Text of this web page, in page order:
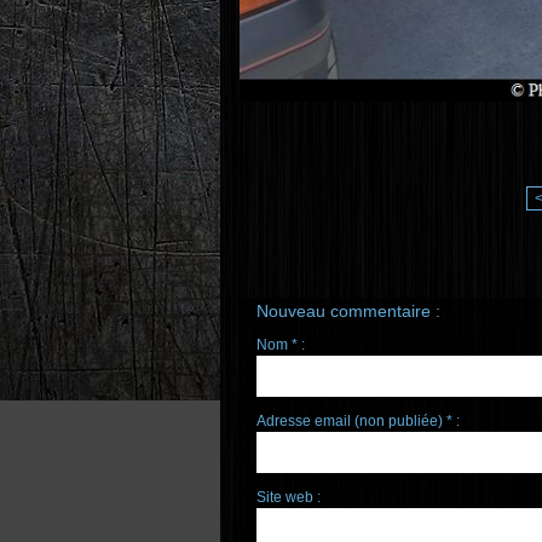
<
Nouveau commentaire :
Nom * :
Adresse email (non publiée) * :
Site web :